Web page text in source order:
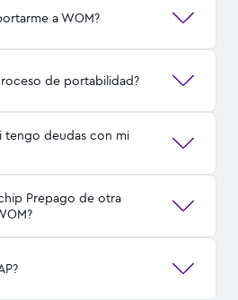
a WOM?
de portabilidad?
tengo deudas con mi
Prepago de otra